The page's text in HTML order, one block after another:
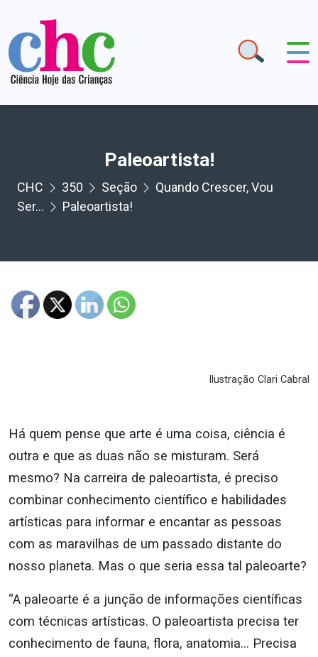
Paleoartista!
CHC 350 Seção
Quando Crescer, Vou
Ser...
Paleoartista!
Ilustração Clari Cabral
Há quem pense que arte é uma coisa, ciência é
outra e que as duas não se misturam. Será
mesmo? Na carreira de paleoartista, é preciso
combinar conhecimento científico e habilidades
artísticas para informar e encantar as pessoas
com as maravilhas de um passado distante do
nosso planeta. Mas o que seria essa tal paleoarte?
“A paleoarte é a junção de informações científicas
com técnicas artísticas. O paleoartista precisa ter
conhecimento de fauna, flora, anatomia… Precisa